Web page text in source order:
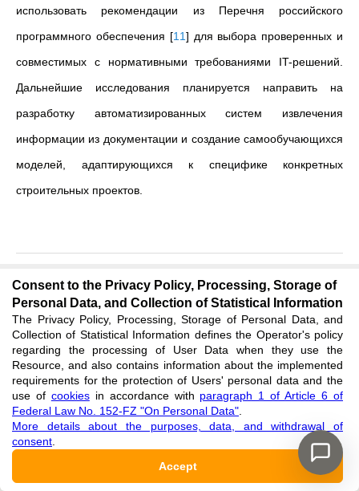
использовать рекомендации из Перечня российского
программного обеспечения [11] для выбора проверенных и
совместимых с нормативными требованиями IT-решений.
Дальнейшие исследования планируется направить на
разработку автоматизированных систем извлечения
информации из документации и создание самообучающихся
моделей, адаптирующихся к специфике конкретных
строительных проектов.
ADDITIONAL MATERIALS
Not specified
FINANCING
The authors did not receive financial support for research,
writing and publishing articles
Consent to the Privacy Policy, Processing, Storage of
Personal Data, and Collection of Statistical Information
The Privacy Policy, Processing, Storage of Personal Data, and
Collection of Statistical Information defines the Operator's policy
regarding the processing of User Data when they use the
Resource, and also contains information about the implemented
requirements for the protection of Users' personal data and the
use of cookiesin accordance with paragraph 1 of Article 6 of
Federal Law No. 152-FZ "On Personal Data"
More details about the purposes, data, and withdrawal of
consent
Accept